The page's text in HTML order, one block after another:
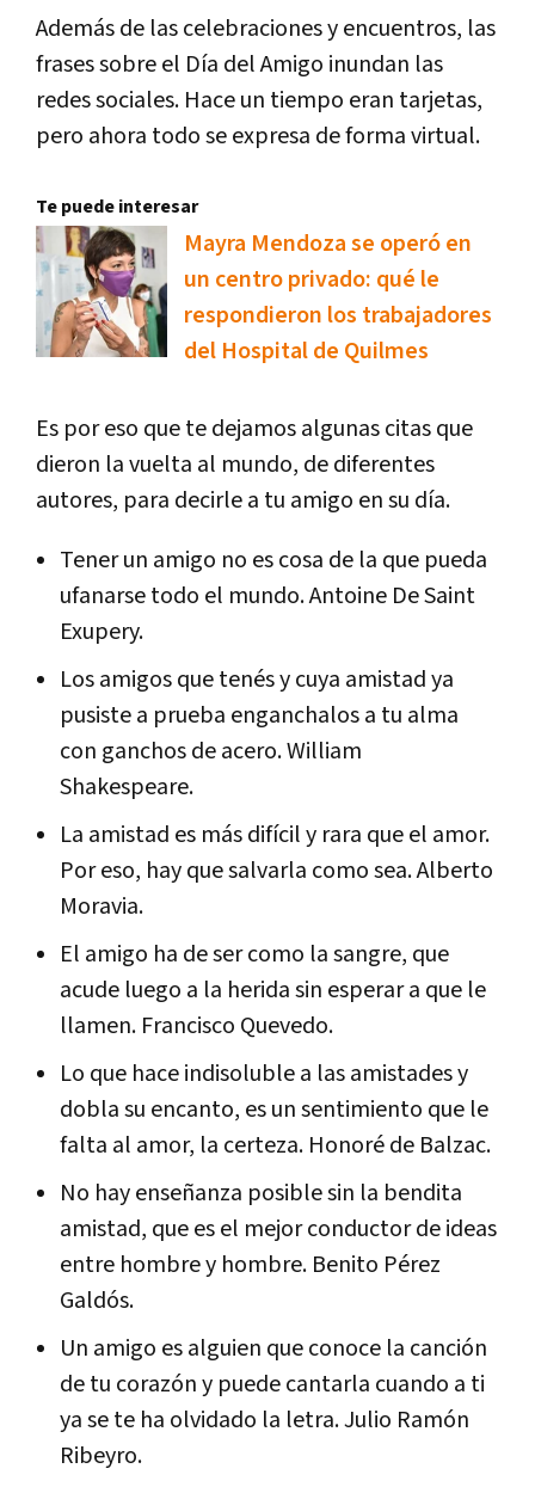
Además de las celebraciones y encuentros, las
frases sobre el Día del Amigo inundan las
redes sociales. Hace un tiempo eran tarjetas,
pero ahora todo se expresa de forma virtual.
Te puede interesar
Mayra Mendoza se operó en
un centro privado: qué le
respondieron los trabajadores
del Hospital de Quilmes
Es por eso que te dejamos algunas citas que
dieron la vuelta al mundo, de diferentes
autores, para decirle a tu amigo en su día.
Tener un amigo no es cosa de la que pueda
ufanarse todo el mundo. Antoine De Saint
Exupery.
Los amigos que tenés y cuya amistad ya
pusiste a prueba enganchalos a tu alma
con ganchos de acero. William
Shakespeare.
La amistad es más difícil y rara que el amor.
Por eso, hay que salvarla como sea. Alberto
Moravia.
El amigo ha de ser como la sangre, que
acude luego a la herida sin esperar a que le
llamen. Francisco Quevedo.
Lo que hace indisoluble a las amistades y
dobla su encanto, es un sentimiento que le
falta al amor, la certeza. Honoré de Balzac.
No hay enseñanza posible sin la bendita
amistad, que es el mejor conductor de ideas
entre hombre y hombre. Benito Pérez
Galdós.
Un amigo es alguien que conoce la canción
de tu corazón y puede cantarla cuando a ti
ya se te ha olvidado la letra. Julio Ramón
Ribeyro.